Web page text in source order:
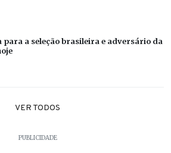
a seleção brasileira e adversário da
VER TODOS
PUBLICIDADE